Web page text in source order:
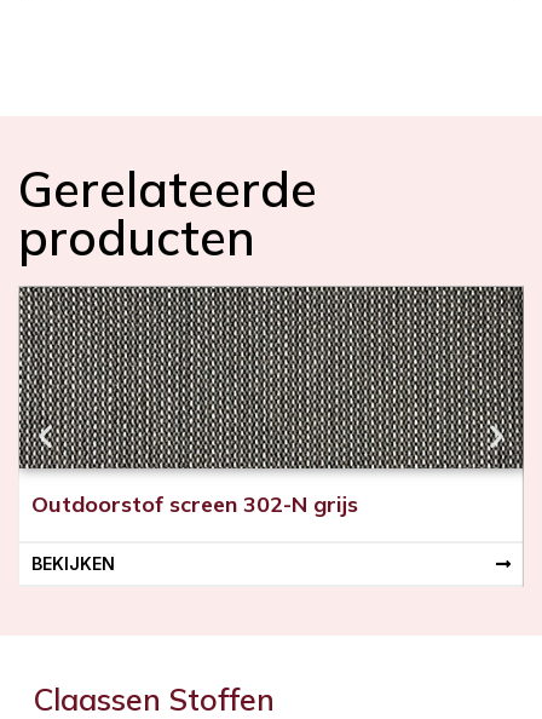
Gerelateerde
producten
Outdoorstof screen 302-N grijs
BEKIJKEN
Claassen Stoffen